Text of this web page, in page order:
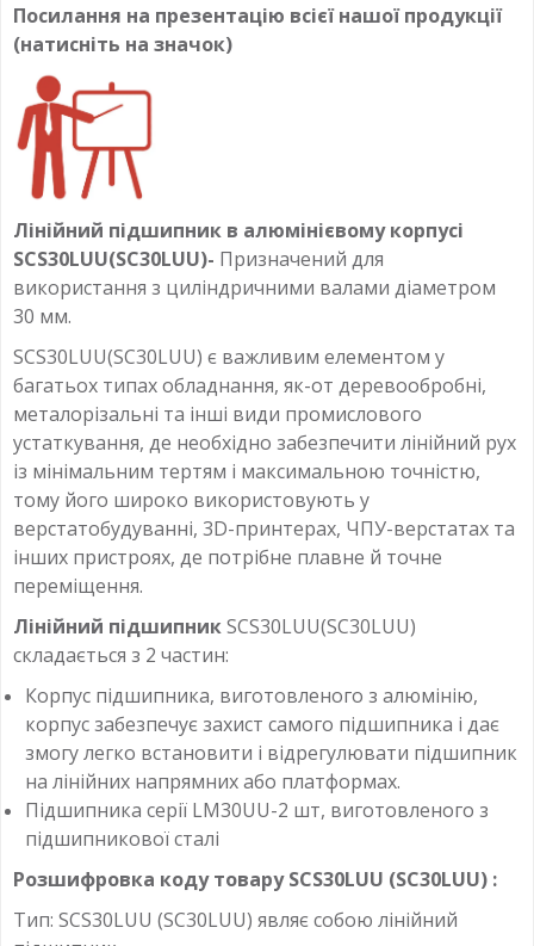
Посилання на презентацію всієї нашої продукції
(натисніть на значок)
Лінійний підшипник в алюмінієвому корпусі
SCS30LUU(SC30LUU)- Призначений для
використання з циліндричними валами діаметром
30 мм.
SCS30LUU(SC30LUU) є важливим елементом у
багатьох типах обладнання, як-от деревообробні,
металорізальні та інші види промислового
устаткування, де необхідно забезпечити лінійний рух
із мінімальним тертям і максимальною точністю,
тому його широко використовують у
верстатобудуванні, 3D-принтерах, ЧПУ-верстатах та
інших пристроях, де потрібне плавне й точне
переміщення.
Лінійний підшипникSCS30LUU(SC30LUU)
складається з 2 частин:
Корпус підшипника, виготовленого з алюмінію,
корпус забезпечує захист самого підшипника і дає
змогу легко встановити і відрегулювати підшипник
на лінійних напрямних або платформах.
Підшипника серії LM30UU-2 шт, виготовленого з
підшипникової сталі
Розшифровка коду товару SCS30LUU (SC30LUU) :
Тип: SCS30LUU (SC30LUU) являє собою лінійний